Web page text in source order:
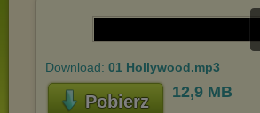
Download: 01 Hollywood.mp3
Pobierz 12,9 MB